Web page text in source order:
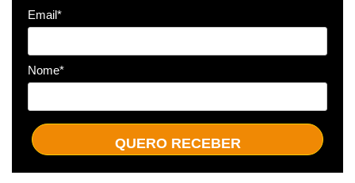
Email*
Nome*
QUERO RECEBER